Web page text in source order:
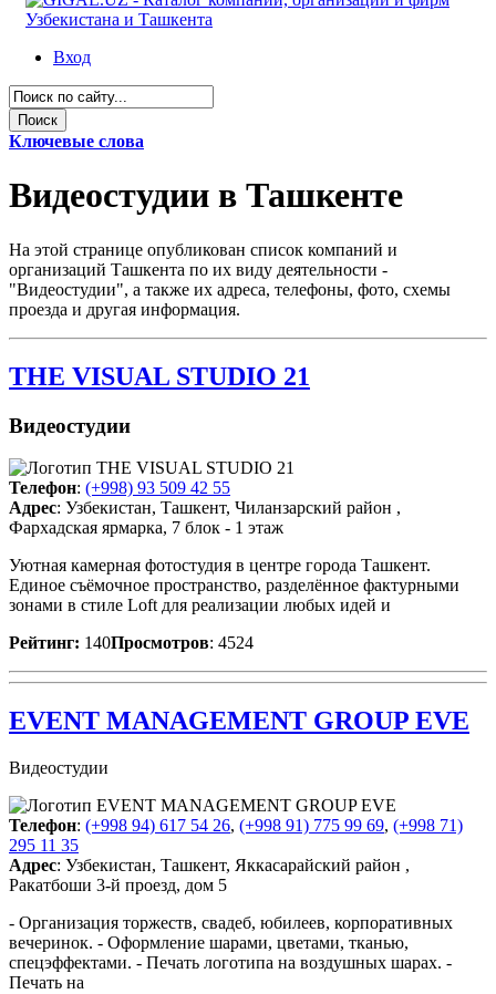
Вход
Ключевые слова
Видеостудии в Ташкенте
На этой странице опубликован список компаний и
организаций Ташкента по их виду деятельности -
"Видеостудии", а также их адреса, телефоны, фото, схемы
проезда и другая информация.
THE VISUAL STUDIO 21
Видеостудии
Телефон: (+998) 93 509 42 55
Адрес: Узбекистан, Ташкент, Чиланзарский район ,
Фархадская ярмарка, 7 блок - 1 этаж
Уютная камерная фотостудия в центре города Ташкент.
Единое съёмочное пространство, разделённое фактурными
зонами в стиле Loft для реализации любых идей и
Рейтинг: 140Просмотров: 4524
EVENT MANAGEMENT GROUP EVE
Видеостудии
Телефон: (+998 94) 617 54 26, (+998 91) 775 99 69, (+998 71)
295 11 35
Адрес: Узбекистан, Ташкент, Яккасарайский район ,
Ракатбоши 3-й проезд, дом 5
- Организация торжеств, свадеб, юбилеев, корпоративных
вечеринок. - Оформление шарами, цветами, тканью,
спецэффектами. - Печать логотипа на воздушных шарах. -
Печать на